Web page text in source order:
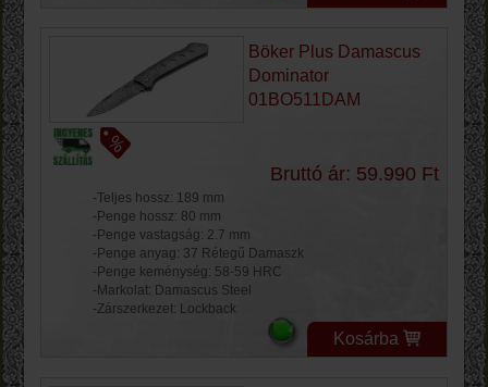
Böker Plus Damascus
Dominator
01BO511DAM
Bruttó ár: 59.990 Ft
-Teljes hossz: 189 mm
-Penge hossz: 80 mm
-Penge vastagság: 2.7 mm
-Penge anyag: 37 Rétegű Damaszk
-Penge keménység: 58-59 HRC
-Markolat: Damascus Steel
-Zárszerkezet: Lockback
Kosárba